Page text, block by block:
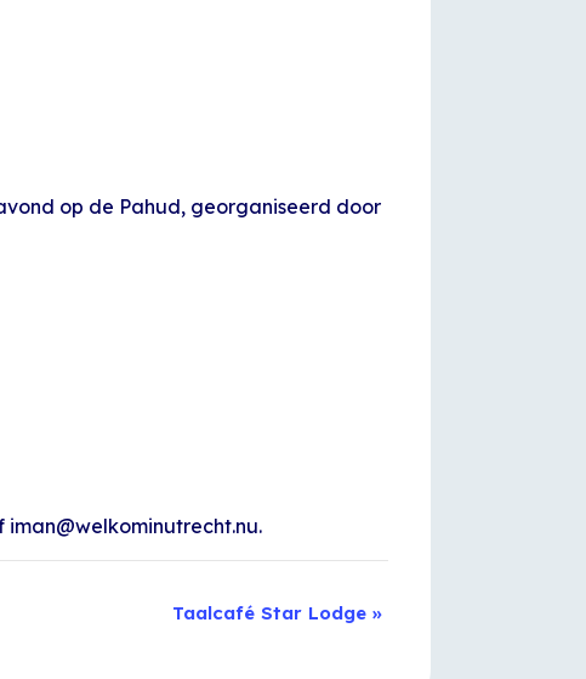
op de Pahud, georganiseerd door
Taalcafé Star Lodge »